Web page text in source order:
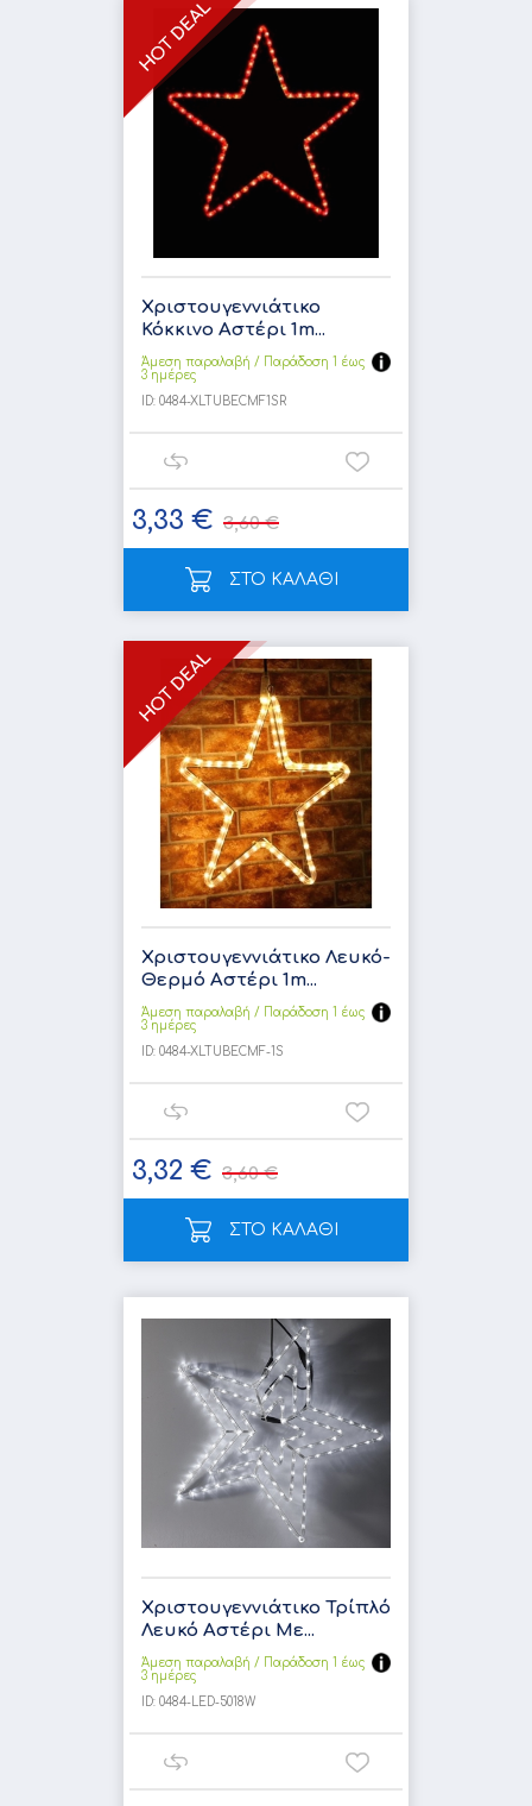
Χριστουγεννιάτικο
Κόκκινο Αστέρι 1m...
Άμεση παραλαβή / Παράδoση 1 έως
3 ημέρες
ID: 0484-XLTUBECMF1SR
3,33 € 3,60 €
ΣΤΟ ΚΑΛΑΘΙ
Χριστουγεννιάτικο Λευκό-
Θερμό Αστέρι 1m...
Άμεση παραλαβή / Παράδoση 1 έως
3 ημέρες
ID: 0484-XLTUBECMF-1S
3,32 € 3,60 €
ΣΤΟ ΚΑΛΑΘΙ
Χριστουγεννιάτικο Τρίπλό
Λευκό Αστέρι Με...
Άμεση παραλαβή / Παράδoση 1 έως
3 ημέρες
ID: 0484-LED-5018W